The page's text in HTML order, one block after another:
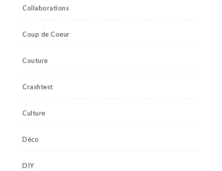
Collaborations
Coup de Coeur
Couture
Crashtest
Culture
Déco
DIY